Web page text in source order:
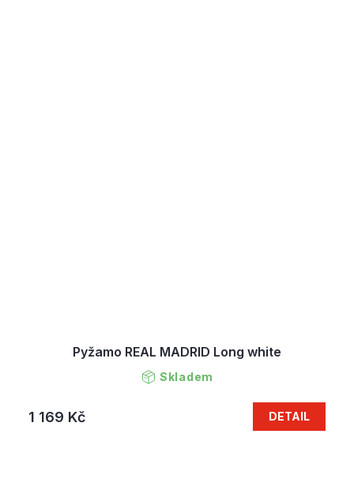
Pyžamo REAL MADRID Long white
Skladem
1 169 Kč DETAIL